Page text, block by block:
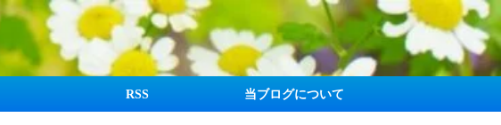
RSS 当ブログについて